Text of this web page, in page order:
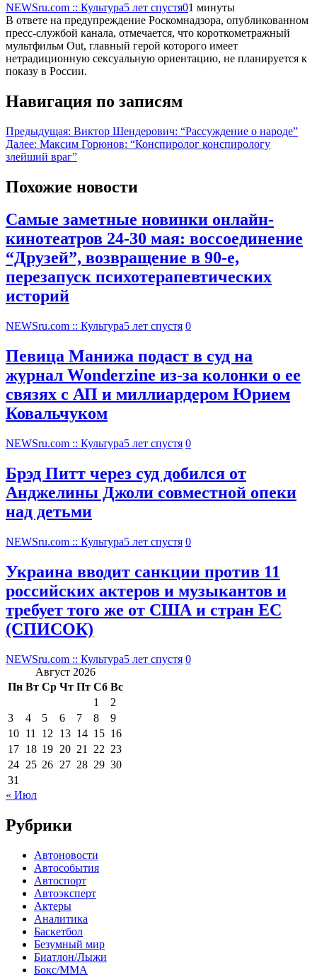
NEWSru.com :: Культура5 лет спустя01 минуты
В ответе на предупреждение Роскомнадзора, опубликованном
пресс-службой канала, отмечается, что короткометражный
мультфильм Out, главный герой которого имеет
нетрадиционную сексуальную ориентацию, не планируется к
показу в России.
Навигация по записям
Предыдущая: Виктор Шендерович: “Рассуждение о народе”
Далее: Максим Горюнов: “Конспиролог конспирологу
злейший враг”
Похожие новости
Самые заметные новинки онлайн-
кинотеатров 24-30 мая: воссоединение
“Друзей”, возвращение в 90-е,
перезапуск психотерапевтических
историй
NEWSru.com :: Культура5 лет спустя 0
Певица Манижа подаст в суд на
журнал Wonderzine из-за колонки о ее
связях с АП и миллиардером Юрием
Ковальчуком
NEWSru.com :: Культура5 лет спустя 0
Брэд Питт через суд добился от
Анджелины Джоли совместной опеки
над детьми
NEWSru.com :: Культура5 лет спустя 0
Украина вводит санкции против 11
российских актеров и музыкантов и
требует того же от США и стран ЕС
(СПИСОК)
NEWSru.com :: Культура5 лет спустя 0
Август 2026
Пн Вт Ср Чт Пт Сб Вс
1
2
3
4 5 6 7 8
9
10 11 12 13 14 15 16
17 18 19 20 21 22 23
24 25 26 27 28 29 30
31
« Июл
Рубрики
Автоновости
Автособытия
Автоспорт
Автоэксперт
Актеры
Аналитика
Баскетбол
Безумный мир
Биатлон/Лыжи
Бокс/MMA